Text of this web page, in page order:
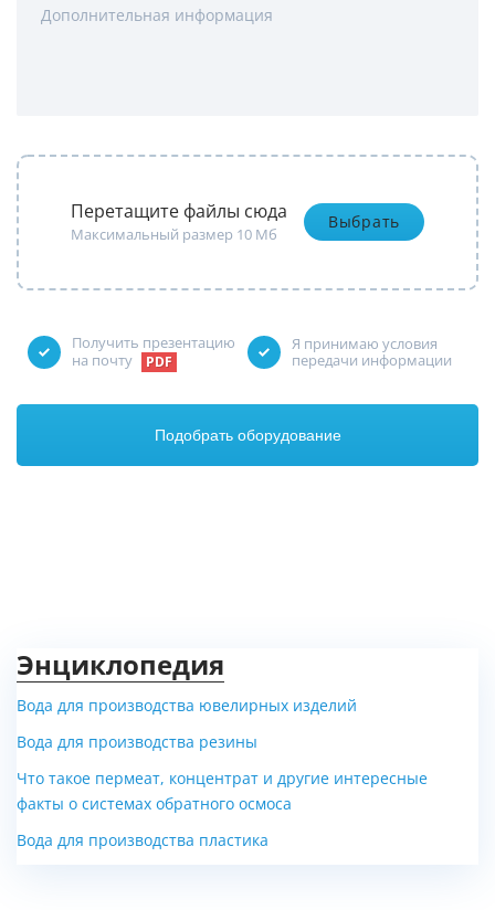
Дополнительная информация
Перетащите файлы сюда
Максимальный размер 10 Мб
Выбрать
Получить презентацию
на почту
Я принимаю условия
передачи информации
Подобрать оборудование
Энциклопедия
Вода для производства ювелирных изделий
Вода для производства резины
Что такое пермеат, концентрат и другие интересные
факты о системах обратного осмоса
Вода для производства пластика